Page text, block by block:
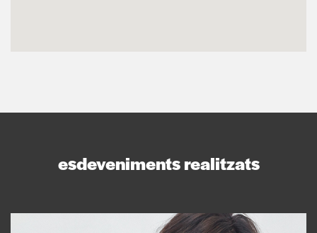
esdeveniments realitzats